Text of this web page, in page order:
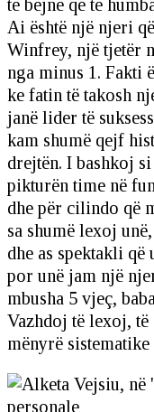
të bëjnë që të
Ai është një njeri
Winfrey, një tjetër
nga minus 1. Fakti
ke fatin të takosh
janë lider të
kam shumë qejf
drejtën. I bashkoj
pikturën time në
dhe për cilindo që
sa shumë lexoj
dhe as spektakli
por unë jam një
mbusha 5 vjeç,
Vazhdoj të lexoj,
mënyrë sistematike